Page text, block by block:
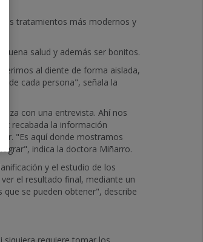
tratamientos más modernos y
salud y además ser bonitos.
al diente de forma aislada,
de cada persona", señala la
con una entrevista. Ahí nos
recabada la información
"Es aquí donde mostramos
indica la doctora Miñarro.
y el estudio de los
el resultado final, mediante un
se pueden obtener", describe